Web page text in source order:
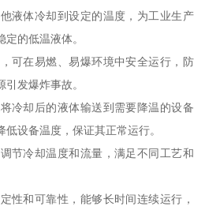
液体冷却到设定的温度，为工业生产
的低温液体。
可在易燃、易爆环境中安全运行，防
发爆炸事故。
冷却后的液体输送到需要降温的设备
设备温度，保证其正常运行。
节冷却温度和流量，满足不同工艺和
性和可靠性，能够长时间连续运行，